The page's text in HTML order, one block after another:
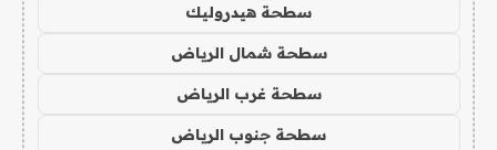
سطحة هيدروليك
سطحة شمال الرياض
سطحة غرب الرياض
سطحة جنوب الرياض